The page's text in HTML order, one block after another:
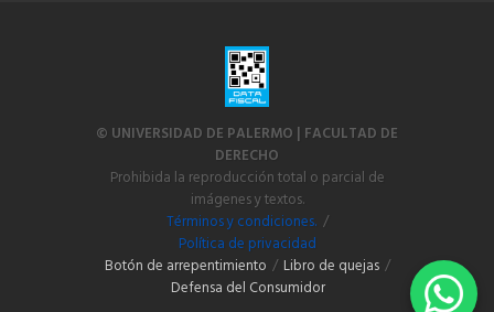
© UNIVERSIDAD DE PALERMO | FACULTAD DE
DERECHO
Prohibida la reproducción total o parcial de
imágenes y textos.
Términos y condiciones. /
Política de privacidad
Botón de arrepentimiento / Libro de quejas /
Defensa del Consumidor